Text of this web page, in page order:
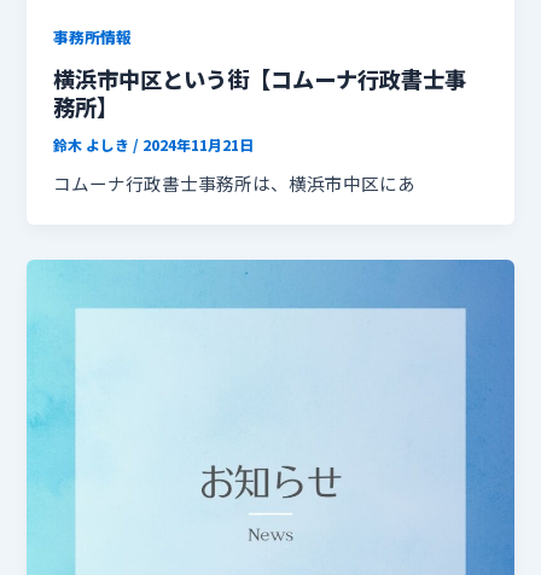
事務所情報
横浜市中区という街【コムーナ行政書士事
務所】
鈴木 よしき / 2024年11月21日
コムーナ行政書士事務所は、横浜市中区にあ